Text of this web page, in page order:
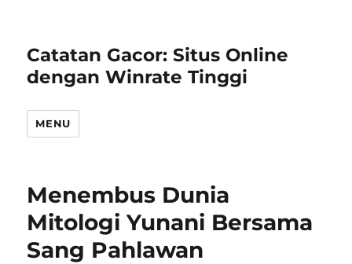
Catatan Gacor: Situs Online
dengan Winrate Tinggi
MENU
Menembus Dunia
Mitologi Yunani Bersama
Sang Pahlawan